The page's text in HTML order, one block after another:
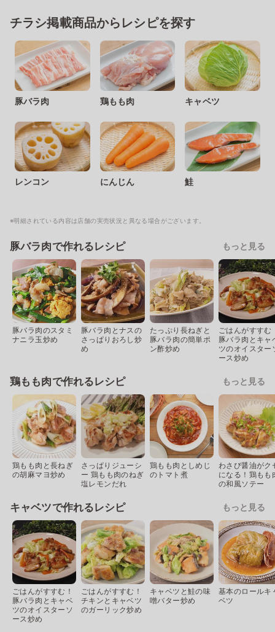
チラシ掲載商品からレシピを探す
豚バラ肉 鶏もも肉 キャベツ
レンコン にんじん 鮭
※明細されている内容は店舗の実売状況と異なる場合がございます。
豚バラ肉で作れるレシピ もっと見る
豚バラ肉のスタミ
ナニラ玉炒め
豚バラ肉とナスの
さっぱりおろし炒
め
たっぷり長ねぎと
豚バラ肉の簡単ポ
ン酢炒め
ごはんがすすむ
豚バラ肉とキャ
ツのオイスター
ース炒め
鶏もも肉で作れるレシピ もっと見る
鶏もも肉と長ねぎ
の胡麻マヨ炒め
さっぱりジューシ
ー 鶏もも肉のねぎ
塩レモンだれ
鶏もも肉としめじ
のトマト煮
わさび醤油がク
になる！鶏もも
の和風ソテー
キャベツで作れるレシピ もっと見る
ごはんがすすむ！
豚バラ肉とキャベ
ツのオイスターソ
ース炒め
ごはんがすすむ！
チキンとキャベツ
のガーリック炒め
キャベツと鮭の味
噌バター炒め
基本のロールキ
ベツ